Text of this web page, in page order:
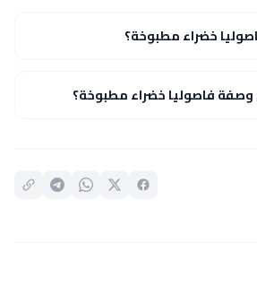
خضراء مطبوخة؟
فاصوليا خضراء مطبوخة؟